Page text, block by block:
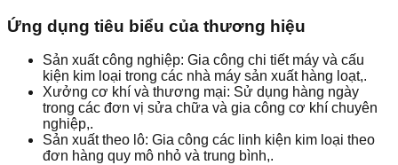
Ứng dụng tiêu biểu của thương hiệu
Sản xuất công nghiệp: Gia công chi tiết máy và cấu
kiện kim loại trong các nhà máy sản xuất hàng loạt,.
Xưởng cơ khí và thương mại: Sử dụng hàng ngày
trong các đơn vị sửa chữa và gia công cơ khí chuyên
nghiệp,.
Sản xuất theo lô: Gia công các linh kiện kim loại theo
đơn hàng quy mô nhỏ và trung bình,.